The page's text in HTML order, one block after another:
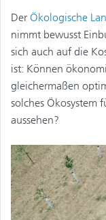
Der Ökologische
nimmt bewusst
sich auch auf die
ist: Können
gleichermaßen
solches Ökosystem
aussehen?